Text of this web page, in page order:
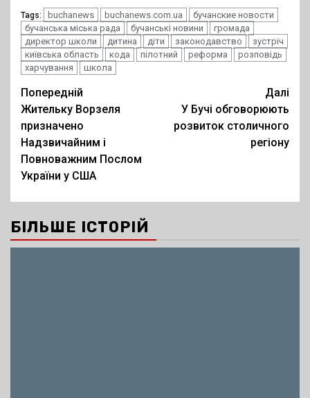
Tags: buchanews buchanews.com.ua
бучанские новости
бучанська міська рада
бучанські новини
громада
директор школи
дитина діти законодавство
зустріч
київська область
кода пілотний реформа
розповідь
харчування
школа
Post
navigation
Попередній
Жительку Ворзеля
призначено
Надзвичайним і
Повноважним Послом
України у США
Далі
У Бучі обговорюють
розвиток столичного
регіону
БІЛЬШЕ ІСТОРІЙ